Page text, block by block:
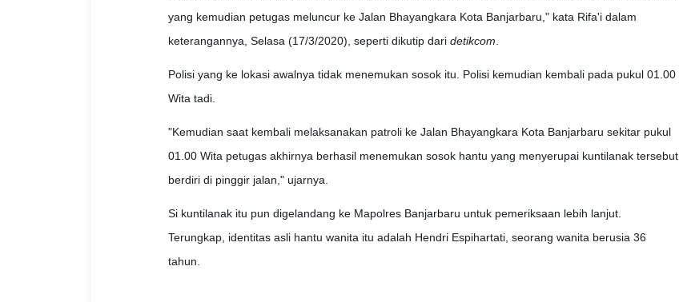
yang kemudian petugas meluncur ke Jalan Bhayangkara Kota Banjarbaru," kata Rifa'i dalam
keterangannya, Selasa (17/3/2020), seperti dikutip dari detikcom
Polisi yang ke lokasi awalnya tidak menemukan sosok itu. Polisi kemudian kembali pada pukul 01.00
Wita tadi.
"Kemudian saat kembali melaksanakan patroli ke Jalan Bhayangkara Kota Banjarbaru sekitar pukul
01.00 Wita petugas akhirnya berhasil menemukan sosok hantu yang menyerupai kuntilanak tersebut
berdiri di pinggir jalan," ujarnya.
Si kuntilanak itu pun digelandang ke Mapolres Banjarbaru untuk pemeriksaan lebih lanjut.
Terungkap, identitas asli hantu wanita itu adalah Hendri Espihartati, seorang wanita berusia 36
tahun.